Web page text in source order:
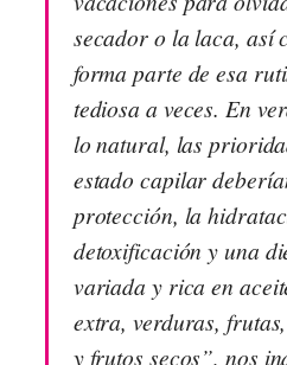
secador o la laca, así
forma parte de esa
tediosa a veces. En
lo natural, las
estado capilar
protección, la
detoxificación y una
variada y rica en
extra, verduras,
y frutos secos”, nos